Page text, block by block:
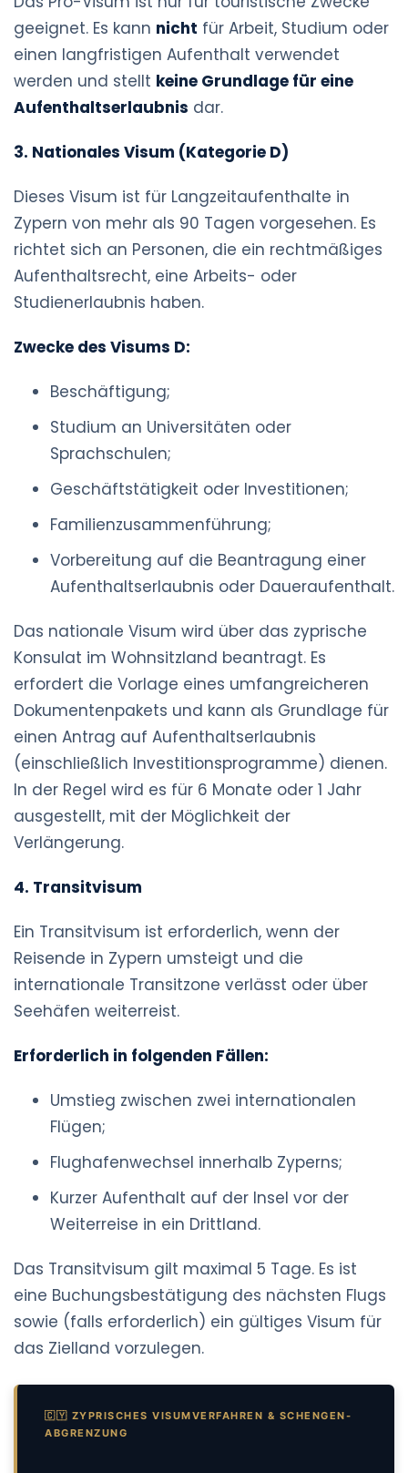
geeignet. Es kann nicht für Arbeit, Studium oder
einen langfristigen Aufenthalt verwendet
werden und stellt keine Grundlage für eine
Aufenthaltserlaubnis dar.
3. Nationales Visum (Kategorie D)
Dieses Visum ist für Langzeitaufenthalte in
Zypern von mehr als 90 Tagen vorgesehen. Es
richtet sich an Personen, die ein rechtmäßiges
Aufenthaltsrecht, eine Arbeits- oder
Studienerlaubnis haben.
Zwecke des Visums D:
Beschäftigung;
Studium an Universitäten oder
Sprachschulen;
Geschäftstätigkeit oder Investitionen;
Familienzusammenführung;
Vorbereitung auf die Beantragung einer
Aufenthaltserlaubnis oder Daueraufenthalt.
Das nationale Visum wird über das zyprische
Konsulat im Wohnsitzland beantragt. Es
erfordert die Vorlage eines umfangreicheren
Dokumentenpakets und kann als Grundlage für
einen Antrag auf Aufenthaltserlaubnis
(einschließlich Investitionsprogramme) dienen.
In der Regel wird es für 6 Monate oder 1 Jahr
ausgestellt, mit der Möglichkeit der
Verlängerung.
4. Transitvisum
Ein Transitvisum ist erforderlich, wenn der
Reisende in Zypern umsteigt und die
internationale Transitzone verlässt oder über
Seehäfen weiterreist.
Erforderlich in folgenden Fällen:
Umstieg zwischen zwei internationalen
Flügen;
Flughafenwechsel innerhalb Zyperns;
Kurzer Aufenthalt auf der Insel vor der
Weiterreise in ein Drittland.
Das Transitvisum gilt maximal 5 Tage. Es ist
eine Buchungsbestätigung des nächsten Flugs
sowie (falls erforderlich) ein gültiges Visum für
das Zielland vorzulegen.
🇨🇾 ZYPRISCHES VISUMVERFAHREN & SCHENGEN-
ABGRENZUNG